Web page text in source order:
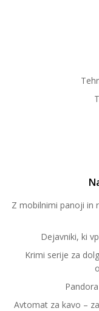
Z mobilnimi panoji in
Dejavniki, ki
Krimi serije za
Avtomat za kavo –